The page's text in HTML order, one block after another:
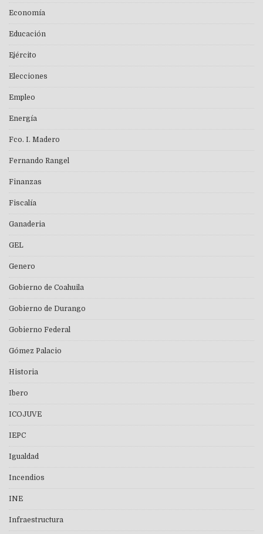
Economía
Educación
Ejército
Elecciones
Empleo
Energía
Fco. I. Madero
Fernando Rangel
Finanzas
Fiscalía
Ganaderia
GEL
Genero
Gobierno de Coahuila
Gobierno de Durango
Gobierno Federal
Gómez Palacio
Historia
Ibero
ICOJUVE
IEPC
Igualdad
Incendios
INE
Infraestructura